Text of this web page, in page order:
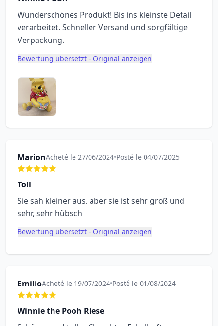
Wunderschönes Produkt! Bis ins kleinste Detail
verarbeitet. Schneller Versand und sorgfältige
Verpackung.
Bewertung übersetzt - Original anzeigen
MarionAcheté le 27/06/2024•Posté le 04/07/2025
Toll
Sie sah kleiner aus, aber sie ist sehr groß und
sehr, sehr hübsch
Bewertung übersetzt - Original anzeigen
EmilioAcheté le 19/07/2024•Posté le 01/08/2024
Winnie the Pooh Riese